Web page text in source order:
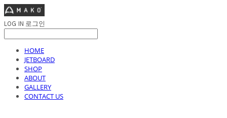
LOG IN 로그인
HOME
JETBOARD
SHOP
ABOUT
GALLERY
CONTACT US